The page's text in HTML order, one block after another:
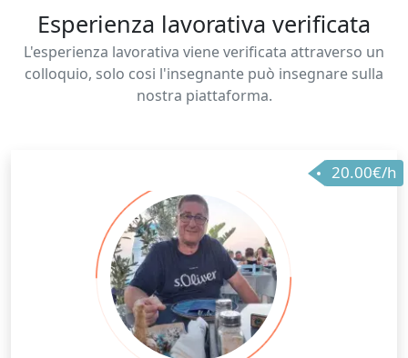
Esperienza lavorativa verificata
L'esperienza lavorativa viene verificata attraverso un
colloquio, solo cosi l'insegnante può insegnare sulla
nostra piattaforma.
20.00€/h